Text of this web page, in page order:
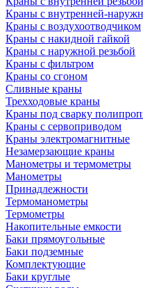
Краны с внутренней-
Краны с воздухоотводчиком
Краны с накидной гайкой
Краны с наружной резьбой
Краны с фильтром
Краны со сгоном
Сливные краны
Трехходовые краны
Краны под сварку
Краны с сервоприводом
Краны электромагнитные
Незамерзающие краны
Манометры и термометры
Манометры
Принадлежности
Термоманометры
Термометры
Накопительные емкости
Баки прямоугольные
Баки подземные
Комплектующие
Баки круглые